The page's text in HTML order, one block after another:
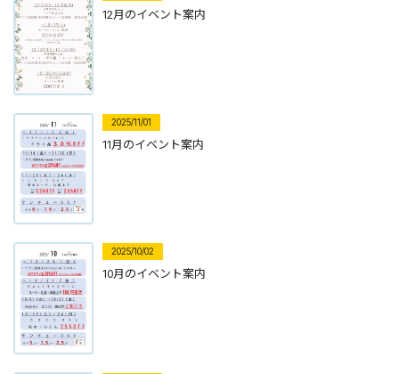
12月のイベント案内
2025/11/01
11月のイベント案内
2025/10/02
10月のイベント案内